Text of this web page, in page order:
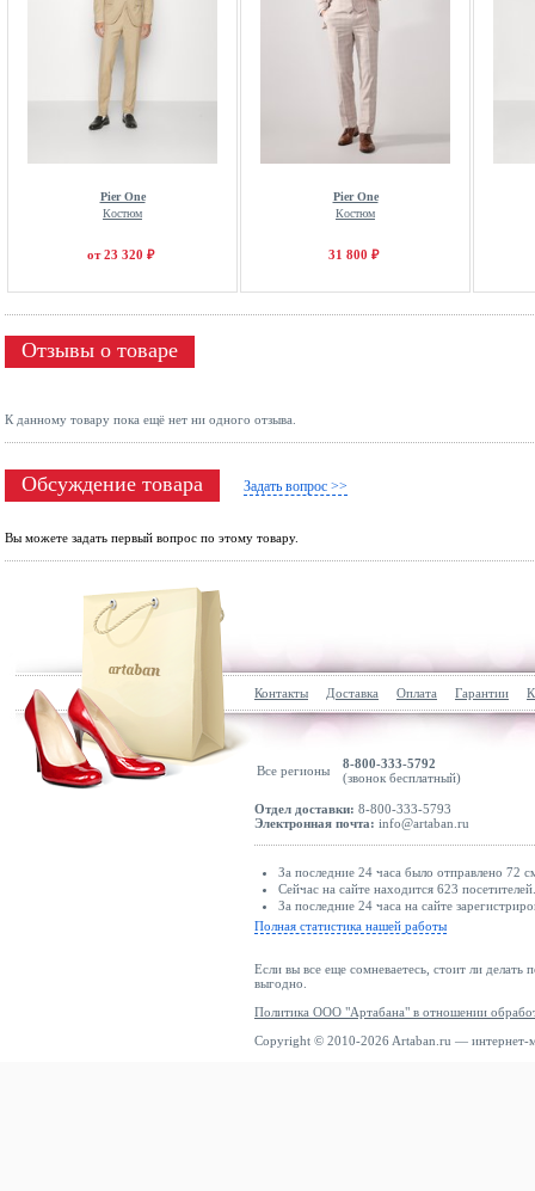
Pier One
Костюм
от 23 320 ₽
Pier One
Костюм
31 800 ₽
Отзывы о товаре
К данному товару пока ещё нет ни одного отзыва.
Обсуждение товара Задать вопрос >>
Вы можете задать первый вопрос по этому товару.
Контакты Доставка Оплата Гарантии
Все регионы
8-800-333-5792
(звонок бесплатный)
Отдел доставки: 8-800-333-5793
Электронная почта: info@artaban.ru
За последние 24 часа было отправлено 72
Сейчас на сайте находится 623 посетителей.
За последние 24 часа на сайте
Полная статистика нашей работы
Если вы все еще сомневаетесь, стоит ли делать
выгодно.
Политика ООО "Артабана" в отношении
Copyright © 2010-2026 Artaban.ru — интернет-